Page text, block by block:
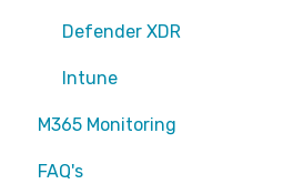
Defender XDR
Intune
M365 Monitoring
Entra ID
FAQ's